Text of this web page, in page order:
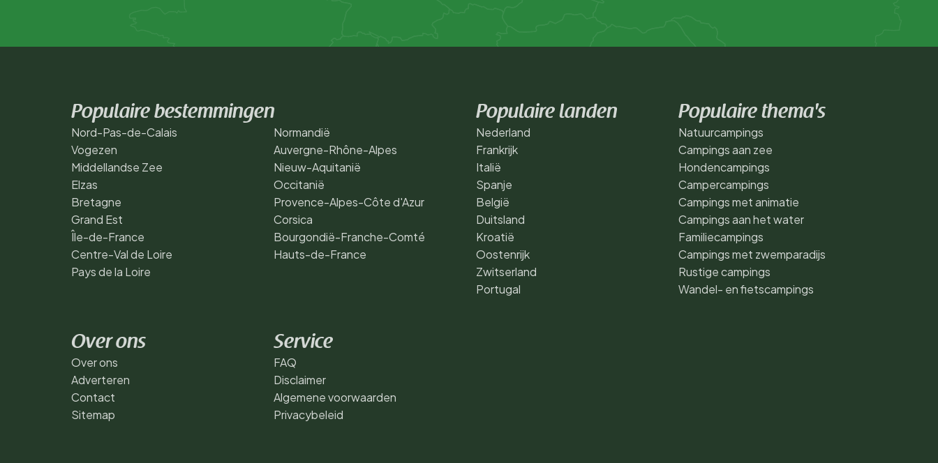
Populaire bestemmingen
Nord-Pas-de-Calais
Vogezen
Middellandse Zee
Elzas
Bretagne
Grand Est
Île-de-France
Centre-Val de Loire
Pays de la Loire
Normandië
Auvergne-Rhône-Alpes
Nieuw-Aquitanië
Occitanië
Provence-Alpes-Côte d'Azur
Corsica
Bourgondië-Franche-Comté
Hauts-de-France
Populaire landen
Nederland
Frankrijk
Italië
Spanje
België
Duitsland
Kroatië
Oostenrijk
Zwitserland
Portugal
Populaire thema's
Natuurcampings
Campings aan zee
Hondencampings
Campercampings
Campings met animatie
Campings aan het water
Familiecampings
Campings met zwemparadijs
Rustige campings
Wandel- en fietscampings
Over ons
Over ons
Adverteren
Contact
Sitemap
Service
FAQ
Disclaimer
Algemene voorwaarden
Privacybeleid